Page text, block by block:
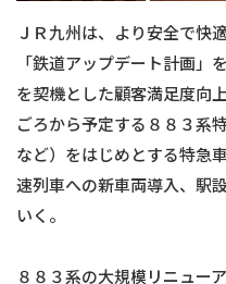
ＪＲ九州は、より安全で快
「鉄道アップデート計画」
を契機とした顧客満足度向
ごろから予定する８８３系
など）をはじめとする特急
速列車への新車両導入、駅
いく。
８８３系の大規模リニュー